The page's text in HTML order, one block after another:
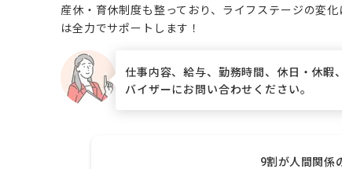
産休・育休制度も整っており、ライフステージの変
は全力でサポートします！
仕事内容、給与、勤務時間、休日・休
バイザーにお問い合わせください。
9割が人間関係